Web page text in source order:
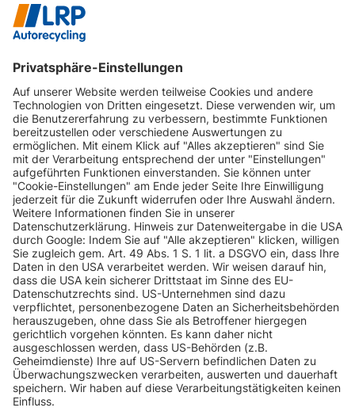
INFORMATIONEN
KUNDENSERVICE
INFORMATIONEN
ZAHLUNGSARTEN
KONTAKT